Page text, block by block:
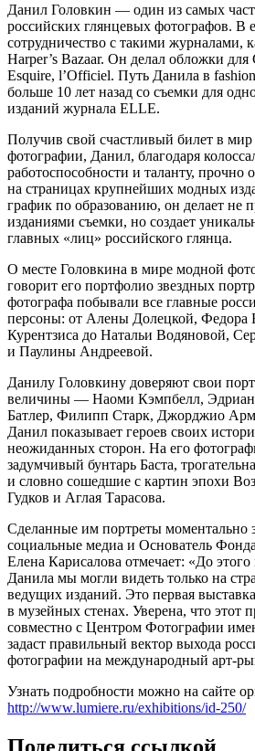
Данил Головкин — один из самых
российских глянцевых фотографов. В
сотрудничество с такими журналами,
Harper’s Bazaar. Он делал обложки для
Esquire, l’Officiel. Путь Данила в
больше 10 лет назад со съемки для
изданий журнала ELLE.
Получив свой счастливый билет в мир
фотографии, Данил, благодаря
работоспособности и таланту, прочно
на страницах крупнейших модных
график по образованию, он делает не
изданиями съемки, но создает
главных «лиц» российского глянца.
О месте Головкина в мире модной
говорит его портфолио звездных
фотографа побывали все главные
персоны: от Алены Долецкой, Федора
Курентзиса до Натальи Водяновой,
и Паулины Андреевой.
Данилу Головкину доверяют свои
величины — Наоми Кэмпбелл, Эдриан
Батлер, Филипп Старк, Джорджио
Данил показывает героев своих
неожиданных сторон. На его
задумчивый бунтарь Баста,
и словно сошедшие с картин эпохи
Гудков и Аглая Тарасова.
Сделанные им портреты моментально
социальные медиа и Основатель
Елена Карисалова отмечает: «До
Данила мы могли видеть только на
ведущих изданий. Это первая
в музейных стенах. Уверена, что этот
совместно с Центром Фотографии
задаст правильный вектор выхода
фотографии на международный арт-
Узнать подробности можно на сайте
http://www.lumiere.ru/exhibitions/id-250/